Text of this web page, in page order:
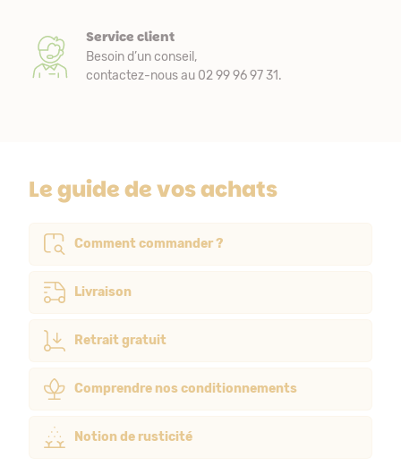
Service client
Besoin d’un conseil,
contactez-nous au 02 99 96 97 31.
Le guide de vos achats
Comment commander ?
Livraison
Retrait gratuit
Comprendre nos conditionnements
Notion de rusticité